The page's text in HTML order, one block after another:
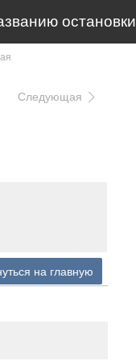
остановки
Следующая
на главную